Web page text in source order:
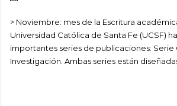
> Noviembre: mes de la Escritura
Universidad Católica de Santa Fe (UCSF)
importantes series de publicaciones: Serie
Investigación. Ambas series están